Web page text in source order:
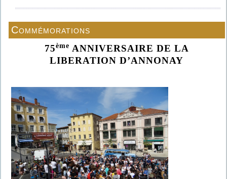
Commémorations
75ème ANNIVERSAIRE DE LA
LIBERATION D’ANNONAY